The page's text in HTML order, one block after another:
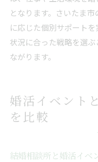
となります。さいたま
に応じた個別サポート
状況に合った戦略を選
ながります。
婚活イベント
を比較
結婚相談所と婚活イベ